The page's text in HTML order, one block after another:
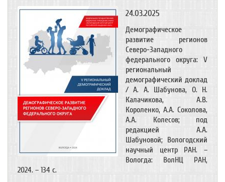
24.03.2025
Демографическое
развитие регионов
Северо-Западного
федерального округа: V
региональный
демографический доклад
/ А. А. Шабунова, О. Н.
Калачикова, А.В.
Короленко, А.А. Соколова,
А.А. Колесов; под
редакцией А.А.
Шабуновой; Вологодский
научный центр РАН. –
Вологда: ВолНЦ РАН,
2024. – 134 с.